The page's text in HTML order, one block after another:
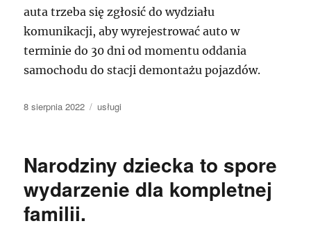
auta trzeba się zgłosić do wydziału
komunikacji, aby wyrejestrować auto w
terminie do 30 dni od momentu oddania
samochodu do stacji demontażu pojazdów.
Data
8 sierpnia 2022 Kategorie
usługi
Narodziny dziecka to spore
wydarzenie dla kompletnej
familii.